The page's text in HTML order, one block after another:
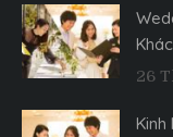
26
Kinh